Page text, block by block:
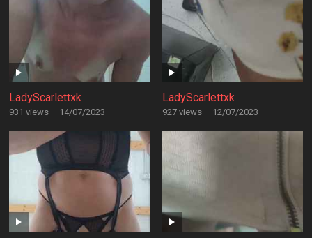
LadyScarlettxk
931 views · 14/07/2023
LadyScarlettxk
927 views · 12/07/2023